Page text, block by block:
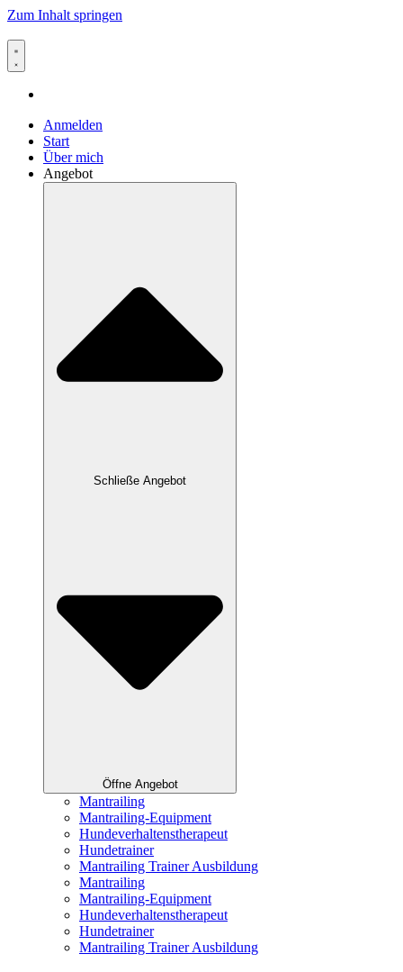
Zum Inhalt springen
Anmelden
Start
Über mich
Angebot
Schließe Angebot
Öffne Angebot
Mantrailing
Mantrailing-Equipment
Hundeverhaltenstherapeut
Hundetrainer
Mantrailing Trainer Ausbildung
Mantrailing
Mantrailing-Equipment
Hundeverhaltenstherapeut
Hundetrainer
Mantrailing Trainer Ausbildung